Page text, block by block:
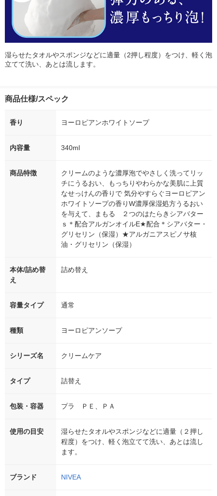
湿らせたタオルやスポンジなどに適量（2押し程度）をつけ、軽く泡
立てて洗い、あとは流します。
商品仕様/スペック
香り ヨーロピアンホワイトソープ
内容量 340ml
商品特徴
クリームのような濃厚泡でやさしく洗ってリッ
チにうるおい、もっちりやわらかな美肌に上質
なせっけんの香りで 気分やすらぐヨーロピアン
ホワイトソープの香りW濃厚保湿処方うるおい
を与えて、まもる ２つのはたらきシアバター
ｓ＊配合アルガンオイルE★配合＊シアバター・
グリセリン（保湿）★アルガニアスピノサ核
油・グリセリン（保湿）
本体/詰め替
え
詰め替え
容量タイプ 通常
種類 ヨーロピアンソープ
シリーズ名 クリームケア
タイプ 詰替え
包装・容器 プラ ＰＥ、ＰＡ
使用の目安
湿らせたタオルやスポンジなどに適量（２押し
程度）をつけ、軽く泡立てて洗い、あとは流し
ます。
ブランド NIVEA